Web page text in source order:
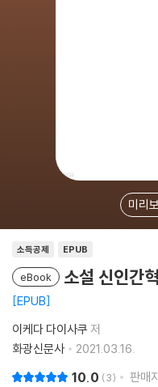
미리
소득공제 EPUB
eBook 소설 신인간
EPUB
이케다 다이사쿠 저
화광신문사
2021.03.16.
10.0 3 판매